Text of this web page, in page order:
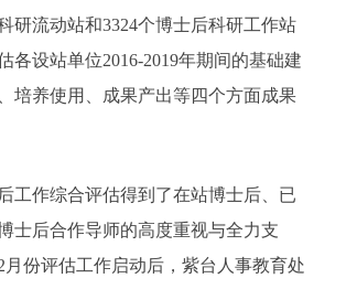
研流动站和3324个博士后科研工作站
各设站单位2016-2019年期间的基础建
培养使用、成果产出等四个方面成果
作综合评估得到了在站博士后、已
士后合作导师的高度重视与全力支
月份评估工作启动后，紫台人事教育处